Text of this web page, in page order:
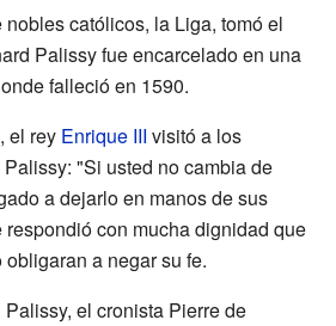
católicos, la Liga, tomó el
Palissy fue encarcelado en una
falleció en 1590.
el rey Enrique III visitó a los
"Si usted no cambia de
a dejarlo en manos de sus
con mucha dignidad que
a negar su fe.
el cronista Pierre de